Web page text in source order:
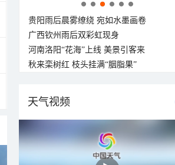
贵阳雨后晨雾缭绕 宛如水墨画卷
广西钦州雨后双彩虹现身
河南洛阳“花海”上线 美景引客来
秋来栾树红 枝头挂满“胭脂果”
天气视频